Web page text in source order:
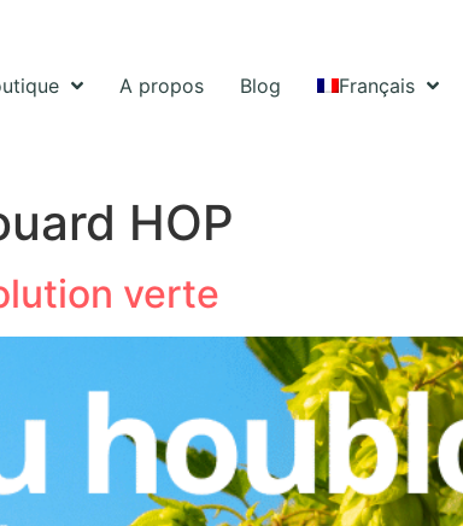
A propos Blog Français
HOP
verte